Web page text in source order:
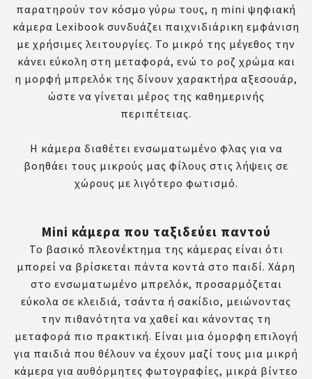
παρατηρούν τον κόσμο γύρω τους, η mini ψηφιακή
κάμερα Lexibook συνδυάζει παιχνιδιάρικη εμφάνιση
με χρήσιμες λειτουργίες. Το μικρό της μέγεθος την
κάνει εύκολη στη μεταφορά, ενώ το ροζ χρώμα και
η μορφή μπρελόκ της δίνουν χαρακτήρα αξεσουάρ,
ώστε να γίνεται μέρος της καθημερινής
περιπέτειας.
Η κάμερα διαθέτει ενσωματωμένο φλας για να
βοηθάει τους μικρούς μας φίλους στις λήψεις σε
χώρους με λιγότερο φωτισμό.
Mini κάμερα που ταξιδεύει παντού
Το βασικό πλεονέκτημα της κάμερας είναι ότι
μπορεί να βρίσκεται πάντα κοντά στο παιδί. Χάρη
στο ενσωματωμένο μπρελόκ, προσαρμόζεται
εύκολα σε κλειδιά, τσάντα ή σακίδιο, μειώνοντας
την πιθανότητα να χαθεί και κάνοντας τη
μεταφορά πιο πρακτική. Είναι μια όμορφη επιλογή
για παιδιά που θέλουν να έχουν μαζί τους μια μικρή
κάμερα για αυθόρμητες φωτογραφίες, μικρά βίντεο